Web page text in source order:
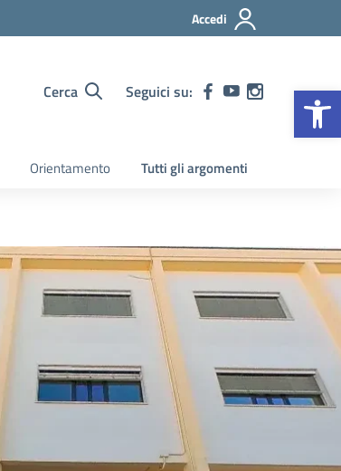
Accedi
Cerca Seguici su:
Orientamento Tutti gli argomenti